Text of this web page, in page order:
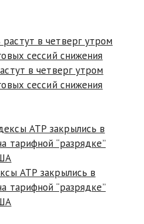
в четверг утром
сессий снижения
АТР закрылись в
тарифной “разрядке”